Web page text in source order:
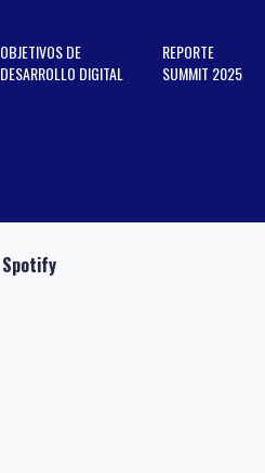
OBJETIVOS DE
DESARROLLO DIGITAL
REPORTE
SUMMIT 2025
Spotify